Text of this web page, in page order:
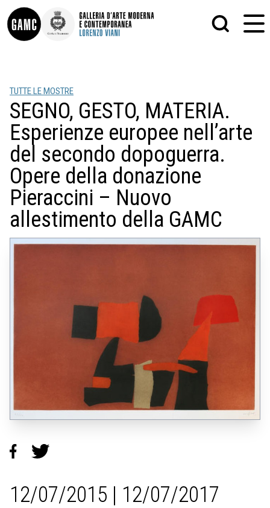
INFO
CONTATTI
DIDATTICA
SHOP
LE COLLEZIONI
GLI AUTORI
LORENZO VIANI
MOSTRE
EVENTI
PALAZZO DELLE MUSE
SCULTURA
STAMPA
ALTRO
MATRICI XILOGRAFICHE
FOTOGRAFIA
TUTTE LE MOSTRE
SEGNO, GESTO, MATERIA.
Esperienze europee nell’arte
del secondo dopoguerra.
Opere della donazione
Pieraccini – Nuovo
allestimento della GAMC
12/07/2015 | 12/07/2017